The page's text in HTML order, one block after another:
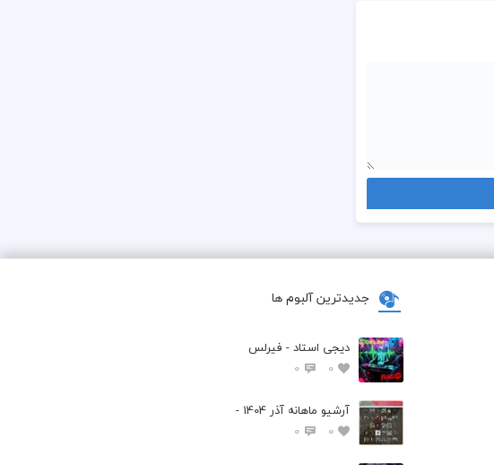
جدیدترین آلبوم ها
دیجی استاد - فیرلس
0
0
آرشیو ماهانه آذر 1404 -
0
0